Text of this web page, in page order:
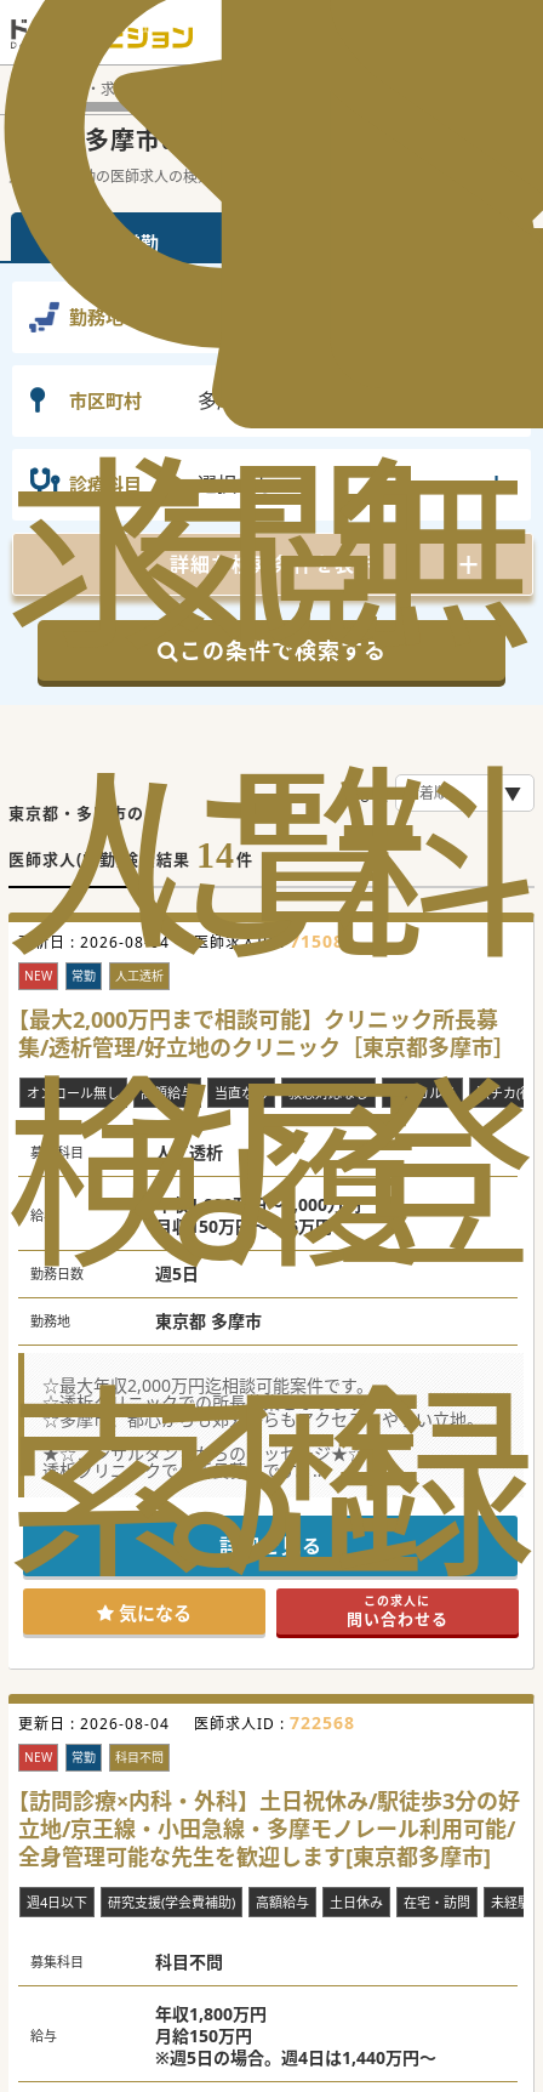
求
人
検
索
気
に
な
る
閲
覧
履
歴
無
料
登
録
医師転職・求人募集TOP
東京都多摩市の
東京都の常勤の医師求人の検索結果です。
常勤
勤務地
市区町村 多摩市
診療科目 選択なし
詳細な検索条件を表示
この条件で検索する
東京都・多摩市の
医師求人(常勤)検索結果 14件
並び順
更新日 : 2026-08-04 医師求人ID :715080
NEW 常勤 人工透析
【最大2,000万円まで相談可能】クリニック所長募
集/透析管理/好立地のクリニック［東京都多摩市］
オンコール無し 高額給与 当直なし 救急対応なし 電子カルテ 駅チカ(徒
募集科目 人工透析
給与
年収1,800万円～2,000万円
月収150万円～166万円
勤務日数 週5日
勤務地 東京都 多摩市
☆最大年収2,000万円迄相談可能案件です。
☆透析クリニックでの所長募集となります。
☆多摩市、都心からも郊外からもアクセスしやすい立地。
★☆コンサルタントからのメッセージ★☆
透析クリニックでの所長募集です。
最寄駅からの好立地はもちろん、当直もなく、日曜日がお休
みです。（祝日当番はあり）
是非気軽にお問合せください。
#秋入職可
詳細を見る
気になる この求人に
問い合わせる
更新日 : 2026-08-04 医師求人ID : 722568
NEW 常勤 科目不問
【訪問診療×内科・外科】土日祝休み/駅徒歩3分の好
立地/京王線・小田急線・多摩モノレール利用可能/
全身管理可能な先生を歓迎します[東京都多摩市]
週4日以下 研究支援(学会費補助) 高額給与 土日休み 在宅・訪問 未経験
募集科目 科目不問
給与
年収1,800万円
月給150万円
※週5日の場合。週4日は1,440万円～